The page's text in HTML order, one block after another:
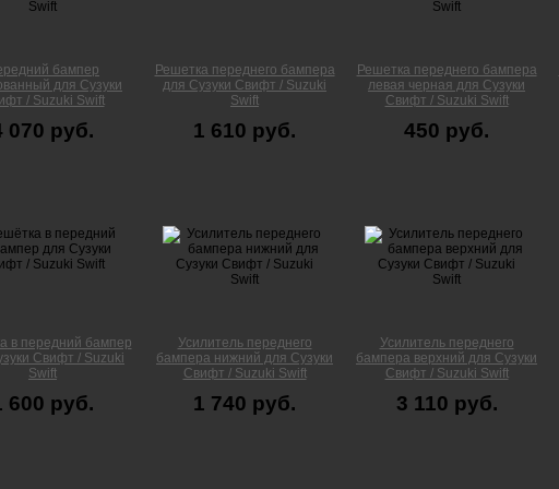
бампер
для Сузуки
/ Suzuki Swift
070 руб.
Решетка переднего бампера
для Сузуки Свифт / Suzuki
Swift
1 610 руб.
Решетка переднего бампера
левая черная для Сузуки
Свифт / Suzuki Swift
450 руб.
в передний бампер
Свифт / Suzuki
Swift
600 руб.
Усилитель переднего
бампера нижний для Сузуки
Свифт / Suzuki Swift
1 740 руб.
Усилитель переднего
бампера верхний для Сузуки
Свифт / Suzuki Swift
3 110 руб.